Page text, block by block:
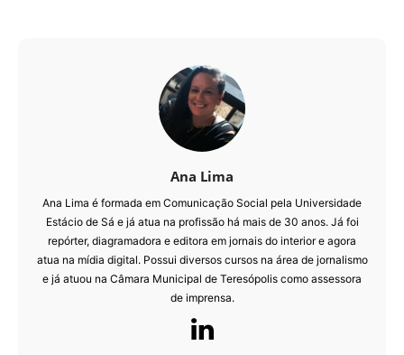
Ana Lima
Ana Lima é formada em Comunicação Social pela Universidade
Estácio de Sá e já atua na profissão há mais de 30 anos. Já foi
repórter, diagramadora e editora em jornais do interior e agora
atua na mídia digital. Possui diversos cursos na área de jornalismo
e já atuou na Câmara Municipal de Teresópolis como assessora
de imprensa.